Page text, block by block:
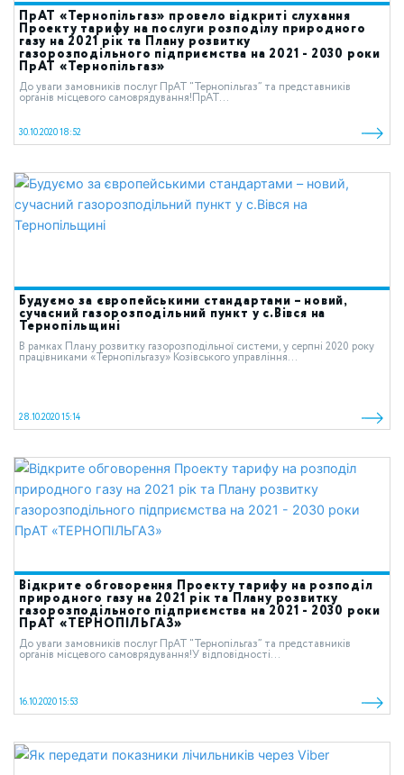
ПрАТ «Тернопільгаз» провело відкриті слухання
Проекту тарифу на послуги розподілу природного
газу на 2021 рік та Плану розвитку
газорозподільного підприємства на 2021 - 2030 роки
ПрАТ «Тернопільгаз»
До уваги замовників послуг ПрАТ “Тернопільгаз” та представників
органів місцевого самоврядування!ПрАТ...
30.10.2020 18:52
Будуємо за європейськими стандартами – новий,
сучасний газорозподільний пункт у с.Вівся на
Тернопільщині
В рамках Плану розвитку газорозподільної системи, у серпні 2020 року
працівниками «Тернопільгазу» Козівського управління...
28.10.2020 15:14
Відкрите обговорення Проекту тарифу на розподіл
природного газу на 2021 рік та Плану розвитку
газорозподільного підприємства на 2021 - 2030 роки
ПрАТ «ТЕРНОПІЛЬГАЗ»
До уваги замовників послуг ПрАТ “Тернопільгаз” та представників
органів місцевого самоврядування!У відповідності...
16.10.2020 15:53